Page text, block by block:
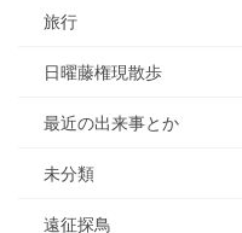
旅行
日曜藤権現散歩
最近の出来事とか
未分類
遠征探鳥